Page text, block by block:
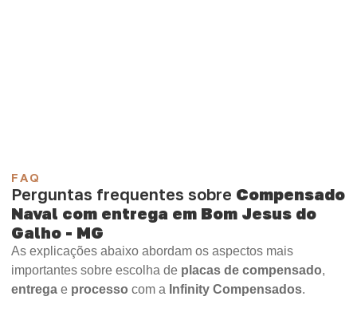
FAQ
Perguntas frequentes sobre Compensado
Naval com entrega em Bom Jesus do
Galho - MG
As explicações abaixo abordam os aspectos mais
importantes sobre escolha de placas de compensado,
entrega e processo com a Infinity Compensados.